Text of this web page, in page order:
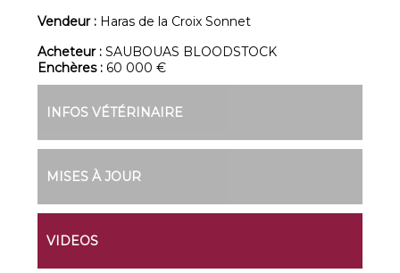
Vendeur : Haras de la Croix Sonnet
Acheteur :SAUBOUAS BLOODSTOCK
Enchères : 60 000 €
INFOS VÉTÉRINAIRE
MISES À JOUR
VIDEOS